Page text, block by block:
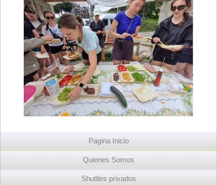
Pagina Inicio
Quienes Somos
Shuttles privados